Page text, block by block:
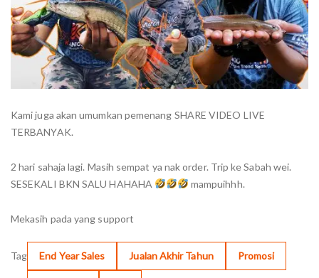
Kami juga akan umumkan pemenang SHARE VIDEO LIVE
TERBANYAK.
2 hari sahaja lagi. Masih sempat ya nak order. Trip ke Sabah wei.
SESEKALI BKN SALU HAHAHA
mampuihhh.
Mekasih pada yang support
Tag End Year Sales Jualan Akhir Tahun Promosi